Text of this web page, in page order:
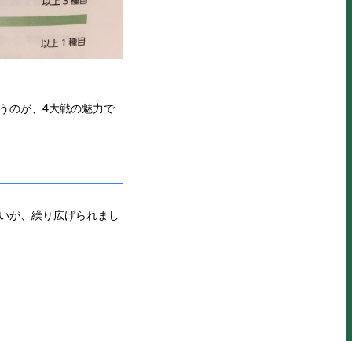
のが、4大戦の魅力で
が、繰り広げられまし